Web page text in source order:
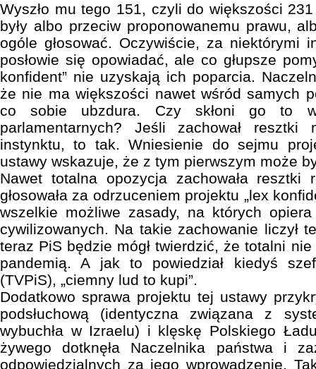
Wyszło mu tego 151, czyli do większości
były albo przeciw proponowanemu prawu,
ogóle głosować. Oczywiście, za niektórymi
posłowie się opowiadać, ale co głupsze
konfident” nie uzyskają ich poparcia.
że nie ma większości nawet wśród samych
co sobie ubzdura. Czy skłoni go to
parlamentarnych? Jeśli zachował resztki
instynktu, to tak. Wniesienie do sejmu
ustawy wskazuje, że z tym pierwszym może
Nawet totalna opozycja zachowała
głosowała za odrzuceniem projektu „lex
wszelkie możliwe zasady, na których
cywilizowanych. Na takie zachowanie liczył
teraz PiS będzie mógł twierdzić, że totalni
pandemią. A jak to powiedział kiedyś
(TVPiS), „ciemny lud to kupi”.
Dodatkowo sprawa projektu tej ustawy
podsłuchową (identyczna związana z
wybuchła w Izraelu) i klęskę Polskiego
żywego dotknęła Naczelnika państwa i
odpowiedzialnych za jego wprowadzenie.